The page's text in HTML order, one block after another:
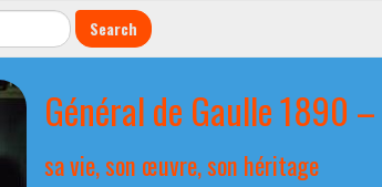
Général de Gaulle 1890
sa vie, son œuvre, son héritage